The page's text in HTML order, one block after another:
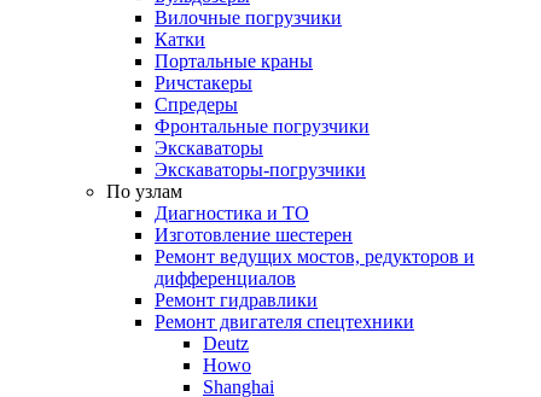
Вилочные погрузчики
Катки
Портальные краны
Ричстакеры
Спредеры
Фронтальные погрузчики
Экскаваторы
Экскаваторы-погрузчики
По узлам
Диагностика и ТО
Изготовление шестерен
Ремонт ведущих мостов, редукторов и
дифференциалов
Ремонт гидравлики
Ремонт двигателя спецтехники
Deutz
Howo
Shanghai